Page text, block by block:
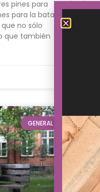
pines para
para la bata
no sólo
que también
GENERAL